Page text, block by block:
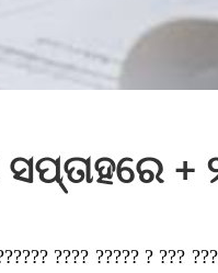
+
???? ????? ? ???